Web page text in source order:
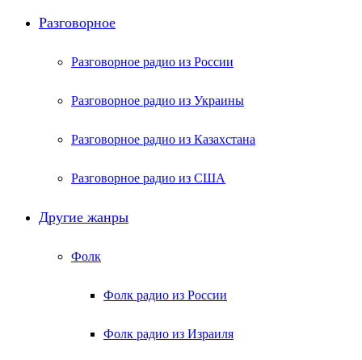
Разговорное
Разговорное радио из России
Разговорное радио из Украины
Разговорное радио из Казахстана
Разговорное радио из США
Другие жанры
Фолк
Фолк радио из России
Фолк радио из Израиля